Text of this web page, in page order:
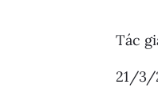
Tác
21/3/